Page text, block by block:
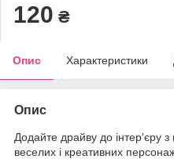
120 ₴
Опис Характеристики
Опис
Додайте драйву до інтер'єру
веселих і креативних